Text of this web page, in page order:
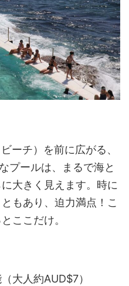
ーチ）を前に広がる、
プールは、まるで海と
大きく見えます。時に
もあり、迫力満点！こ
ここだけ。
大人約AUD$7）